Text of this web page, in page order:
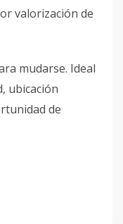
valorización de
mudarse. Ideal
ubicación
de